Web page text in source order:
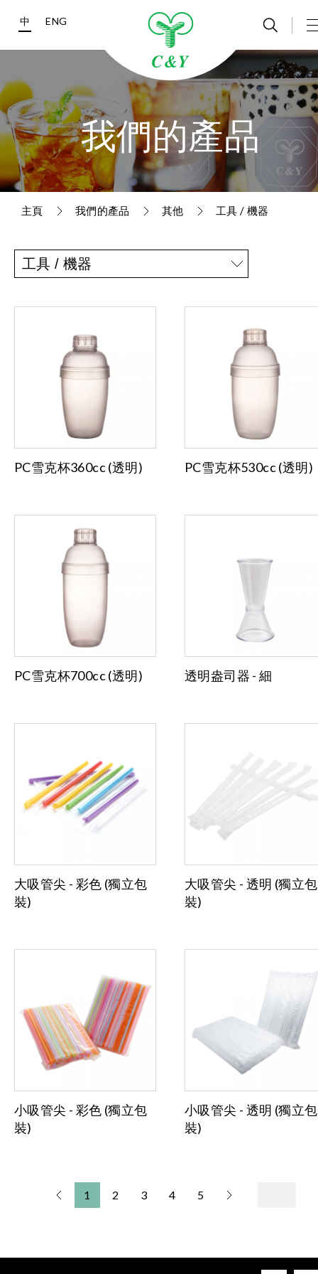
ENG
中
我們的產品
主頁 我們的產品 其他 工具 / 機器
PC雪克杯360cc (透明) PC雪克杯530cc (透明)
PC雪克杯700cc (透明) 透明盎司器 - 細
大吸管尖 - 彩色 (獨立包
裝)
大吸管尖 - 透明 (獨立包
裝)
小吸管尖 - 彩色 (獨立包
裝)
小吸管尖 - 透明 (獨立包
裝)
1 2 3 4 5